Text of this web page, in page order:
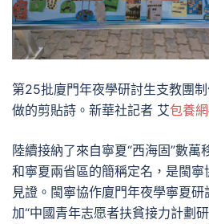
第25批廈門年夜學研討生支教團
做的剪貼詩。新華社記者 艾包養網
陸續接納了來自寧夏“西海固”數
和寧夏兩省區的簡稱定名，是閩
見證。閩寧協作廈門年夜學寧夏
加“中國青年志愿者扶貧接力計劃